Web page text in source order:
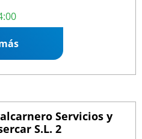
14:00
Servicios y
S.L. 2